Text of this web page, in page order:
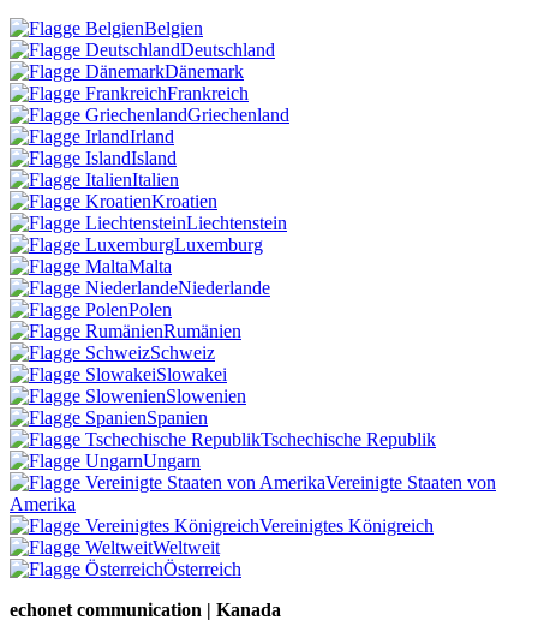
Belgien
Deutschland
Dänemark
Frankreich
Griechenland
Irland
Island
Italien
Kroatien
Liechtenstein
Luxemburg
Malta
Niederlande
Polen
Rumänien
Schweiz
Slowakei
Slowenien
Spanien
Tschechische Republik
Ungarn
Vereinigte Staaten von
Amerika
Vereinigtes Königreich
Weltweit
Österreich
echonet communication | Kanada